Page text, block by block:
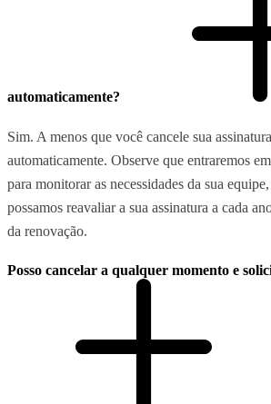
automaticamente?
Sim. A menos que você cancele sua
automaticamente. Observe que entraremos
para monitorar as necessidades da sua
possamos reavaliar a sua assinatura a cada
da renovação.
Posso cancelar a qualquer momento e